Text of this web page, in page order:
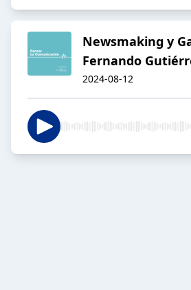
Newsmaking y
Fernando
2024-08-12